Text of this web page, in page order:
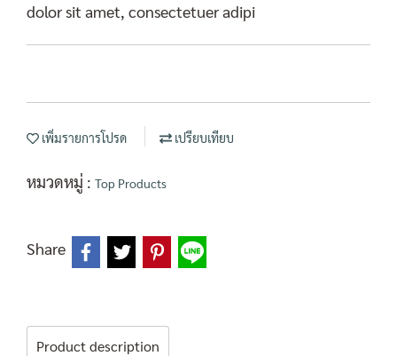
dolor sit amet, consectetuer adipi
เพิ่มรายการโปรด เปรียบเทียบ
หมวดหมู่ : Top Products
Share
Product description